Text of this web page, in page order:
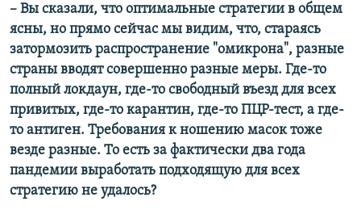
– Вы сказали, что оптимальные стратегии в общем
ясны, но прямо сейчас мы видим, что, стараясь
затормозить распространение "омикрона", разные
страны вводят совершенно разные меры. Где-то
полный локдаун, где-то свободный въезд для всех
привитых, где-то карантин, где-то ПЦР-тест, а где-
то антиген. Требования к ношению масок тоже
везде разные. То есть за фактически два года
пандемии выработать подходящую для всех
стратегию не удалось?